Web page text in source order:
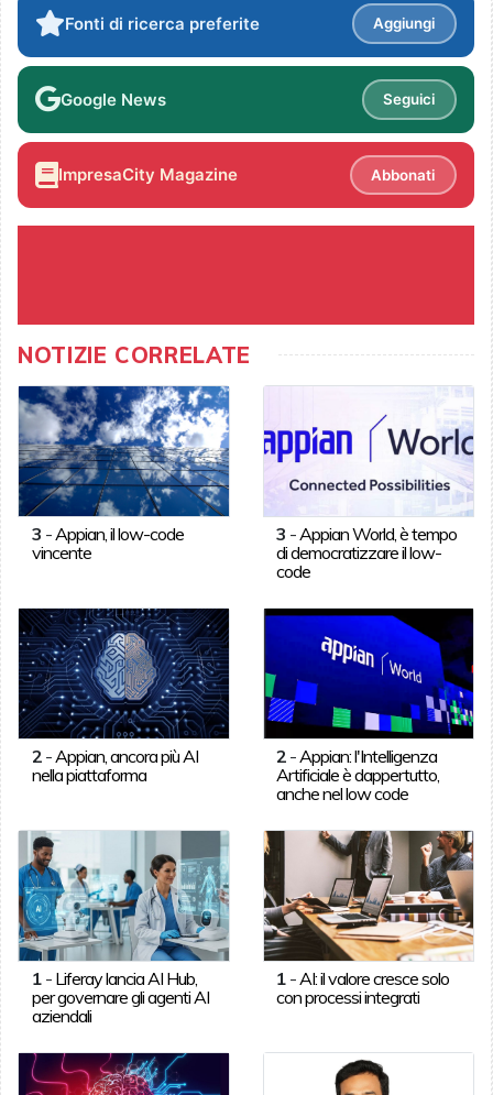
Fonti di ricerca preferite Aggiungi
Google News Seguici
ImpresaCity Magazine Abbonati
NOTIZIE CORRELATE
3 - Appian, il low-code
vincente
3 - Appian World, è tempo
di democratizzare il low-
code
2- Appian, ancora più AI
nella piattaforma
2 - Appian: l'Intelligenza
Artificiale è dappertutto,
anche nel low code
1- Liferay lancia AI Hub,
per governare gli agenti AI
aziendali
1 - AI: il valore cresce solo
con processi integrati